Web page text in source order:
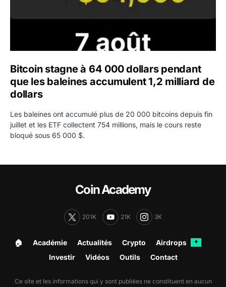
Bitcoin stagne à 64 000 dollars pendant
que les baleines accumulent 1,2 milliard de
dollars
Les baleines ont accumulé plus de 20 000 bitcoins depuis fin
juillet et les ETF collectent 754 millions, mais le cours reste
bloqué sous 65 000 $.
Coin Academy
201K 21K 3K
🏠︎ Académie Actualités Crypto Airdrops ✦
Investir Vidéos Outils Contact
Ce site et les informations qui y sont publiées ne constituent en aucun